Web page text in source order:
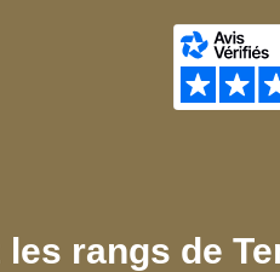
les rangs de